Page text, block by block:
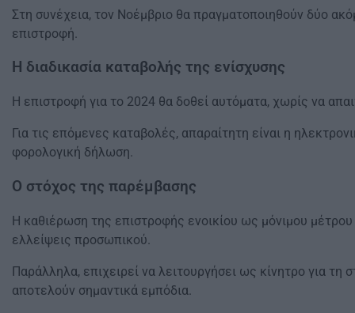
Στη συνέχεια, τον Νοέμβριο θα πραγματοποιηθούν δύο
επιστροφή.
Η διαδικασία καταβολής της ενίσχυσης
Η επιστροφή για το 2024 θα δοθεί αυτόματα, χωρίς να
Για τις επόμενες καταβολές, απαραίτητη είναι η
φορολογική δήλωση.
Ο στόχος της παρέμβασης
Η καθιέρωση της επιστροφής ενοικίου ως μόνιμου
ελλείψεις προσωπικού.
Παράλληλα, επιχειρεί να λειτουργήσει ως κίνητρο για
αποτελούν σημαντικά εμπόδια.